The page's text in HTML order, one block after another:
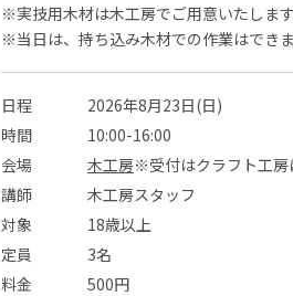
※実技用木材は木工房でご用意いたします
※当日は、持ち込み木材での作業はできま
日程
2026年8月23日(日)
時間
10:00-16:00
会場
木工房※受付はクラフト工房
講師
木工房スタッフ
対象
18歳以上
定員
3名
料金
500円